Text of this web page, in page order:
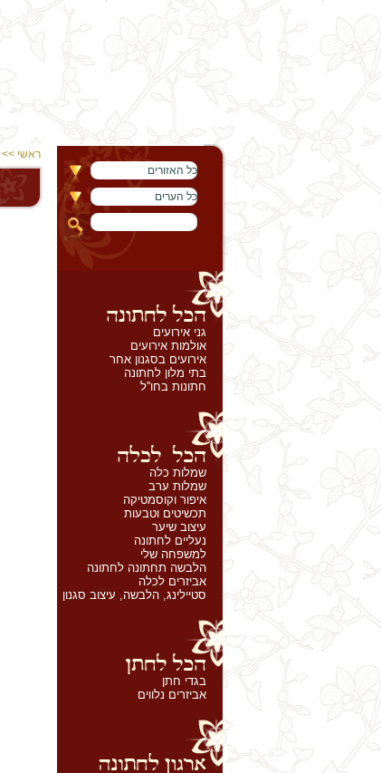
ראשי >>
כל האזורים
כל הערים
גני אירועים
אולמות אירועים
אירועים בסגנון אחר
בתי מלון לחתונה
חתונות בחו''ל
שמלות כלה
שמלות ערב
איפור וקוסמטיקה
תכשיטים וטבעות
עיצוב שיער
נעליים לחתונה
למשפחה שלי
הלבשה תחתונה לחתונה
אביזרים לכלה
סטיילינג, הלבשה, עיצוב סגנון
בגדי חתן
אביזרים נלווים